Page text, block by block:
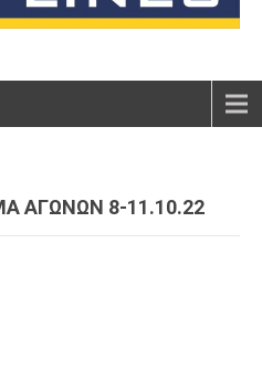
ΑΓΩΝΩΝ 8-11.10.22